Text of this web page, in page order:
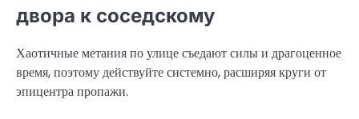
двора к соседскому
Хаотичные метания по улице съедают силы и драгоценное
время, поэтому действуйте системно, расширяя круги от
эпицентра пропажи.